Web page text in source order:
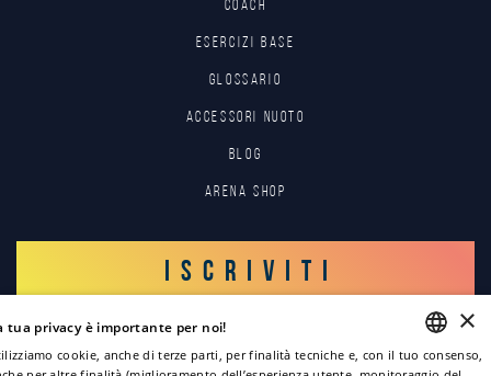
Coach
Esercizi base
Glossario
Accessori nuoto
Blog
Arena Shop
ISCRIVITI
ACCEDI
×
tua privacy è importante per noi!
cookie, anche di terze parti, per finalità tecniche e, con il tuo consenso,